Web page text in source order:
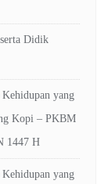
Didik
yang
Kopi – PKBM
1447 H
yang